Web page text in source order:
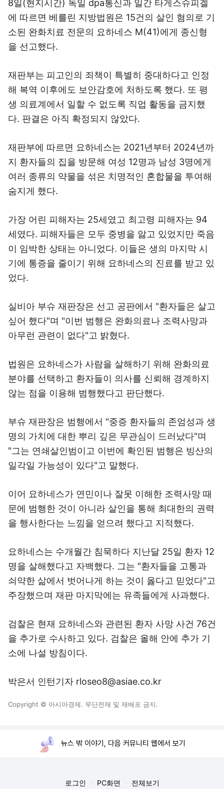
8일(현지시간) 독일 dpa통신과 일간 타게스슈피겔
에 따르면 베를린 지방법원은 15건의 살인 혐의로 기
소된 완화치료 전문의 요하네스 M(41)에게 종신형
을 선고했다.
재판부는 피고인의 죄책이 특별히 중대하다고 인정
해 복역 이후에도 보안감호에 처하도록 했다. 또 평
생 의료계에서 일할 수 없도록 직업 활동을 금지했
다. 판결은 아직 확정되지 않았다.
재판부에 따르면 요하네스는 2021년부터 2024년까
지 환자들의 집을 방문해 여성 12명과 남성 3명에게
여러 종류의 약물을 섞은 치명적인 혼합물을 투여해
숨지게 했다.
가장 어린 피해자는 25세였고 최고령 피해자는 94
세였다. 피해자들은 모두 중병을 앓고 있었지만 죽음
이 임박한 상태는 아니었다. 이들은 생의 마지막 시
기에 통증을 줄이기 위해 요하네스의 진료를 받고 있
었다.
실비아 부슈 재판장은 선고 공판에서 "환자들은 살고
싶어 했다"며 "이번 범행은 완화의료나 조력사망과
아무런 관련이 없다"고 밝혔다.
법원은 요하네스가 사람을 살해하기 위해 완화의료
분야를 선택하고 환자들이 의사를 신뢰해 경계하지
않는 점을 이용해 범행했다고 판단했다.
부슈 재판장은 범행에서 "중증 환자들의 존엄성과 생
명의 가치에 대한 뿌리 깊은 무관심이 드러났다"며
"그는 연쇄살인범이고 이번에 확인된 범행은 빙산의
일각일 가능성이 있다"고 말했다.
이어 요하네스가 연민이나 잘못 이해한 조력사망 때
문에 범행한 것이 아니라 살인을 통해 최대한의 권력
을 행사한다는 느낌을 얻으려 했다고 지적했다.
요하네스는 수개월간 침묵하다 지난달 25일 환자 12
명을 살해했다고 자백했다. 그는 "환자들을 고통과
쇠약한 삶에서 벗어나게 하는 것이 옳다고 믿었다"고
주장했으며 재판 마지막에는 유족들에게 사과했다.
검찰은 현재 요하네스와 관련된 환자 사망 사건 76건
을 추가로 수사하고 있다. 검찰은 올해 안에 추가 기
소에 나설 방침이다.
박은서 인턴기자 rloseo8@asiae.co.kr
Copyright © 아시아경제. 무단전재 및 재배포 금지.
뉴스 밖 이야기, 다음 커뮤니티 웹에서 보기
로그인 PC화면 전체보기